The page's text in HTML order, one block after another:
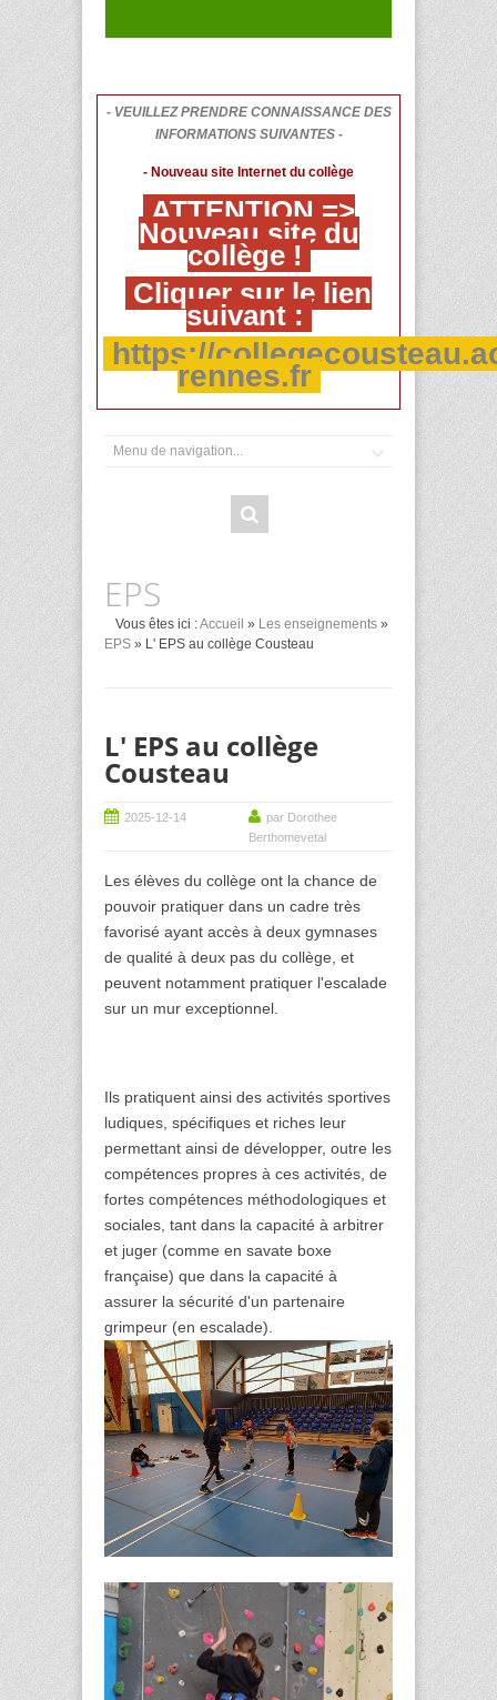
- VEUILLEZ PRENDRE CONNAISSANCE DES
INFORMATIONS SUIVANTES -
- Nouveau site Internet du collège
ATTENTION =>
Nouveau site du
collège !
Cliquer sur le lien
suivant :
https://
rennes.fr
EPS
Vous êtes ici :Accueil » Les enseignements »
EPS » L' EPS au collège Cousteau
L' EPS au collège
Cousteau
2025-12-14
par Dorothee
Berthomevetal
Les élèves du collège ont la chance de
pouvoir pratiquer dans un cadre très
favorisé ayant accès à deux gymnases
de qualité à deux pas du collège, et
peuvent notamment pratiquer l'escalade
sur un mur exceptionnel.
Ils pratiquent ainsi des activités sportives
ludiques, spécifiques et riches leur
permettant ainsi de développer, outre les
compétences propres à ces activités, de
fortes compétences méthodologiques et
sociales, tant dans la capacité à arbitrer
et juger (comme en savate boxe
française) que dans la capacité à
assurer la sécurité d'un partenaire
grimpeur (en escalade).